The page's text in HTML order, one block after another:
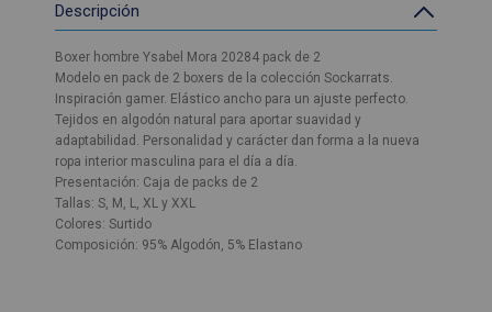
Descripción
Boxer hombre Ysabel Mora 20284 pack de 2
Modelo en pack de 2 boxers de la colección Sockarrats.
Inspiración gamer. Elástico ancho para un ajuste perfecto.
Tejidos en algodón natural para aportar suavidad y
adaptabilidad. Personalidad y carácter dan forma a la nueva
ropa interior masculina para el día a día.
Presentación: Caja de packs de 2
Tallas: S, M, L, XL y XXL
Colores: Surtido
Composición: 95% Algodón, 5% Elastano